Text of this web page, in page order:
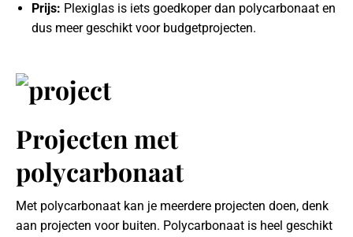
Prijs: Plexiglas is iets goedkoper dan polycarbonaat en
dus meer geschikt voor budgetprojecten.
Projecten met
polycarbonaat
Met polycarbonaat kan je meerdere projecten doen, denk
aan projecten voor buiten. Polycarbonaat is heel geschikt